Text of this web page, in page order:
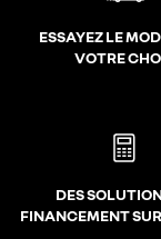
ESSAYEZ LE
VOTRE
DES
FINANCEMENT